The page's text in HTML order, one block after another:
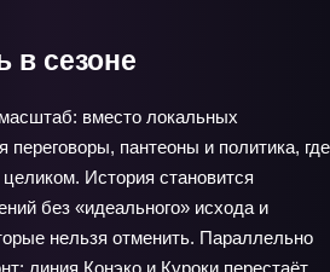
в сезоне
вместо локальных
переговоры, пантеоны и политика, где
История становится
без «идеального» исхода и
нельзя отменить. Параллельно
линия Конэко и Куроки перестаёт